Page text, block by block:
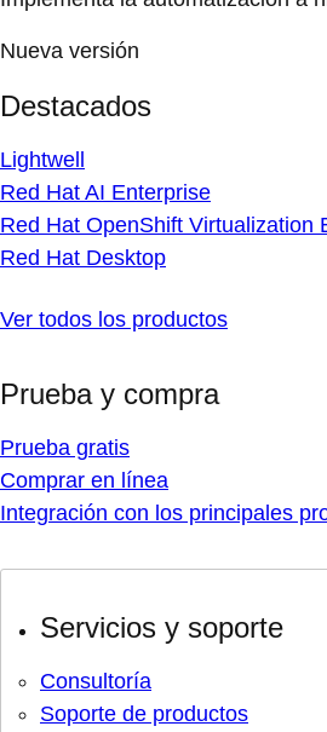
Nueva versión
Destacados
Lightwell
Red Hat AI Enterprise
Red Hat OpenShift Virtualization
Red Hat Desktop
Ver todos los productos
Prueba y compra
Prueba gratis
Comprar en línea
Integración con los principales
Servicios y soporte
Consultoría
Soporte de productos